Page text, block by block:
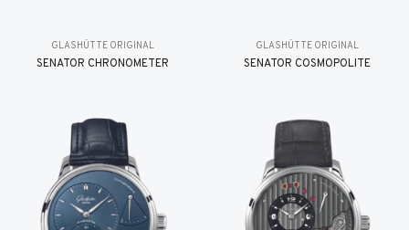
GLASHÜTTE ORIGINAL
SENATOR CHRONOMETER
GLASHÜTTE ORIGINAL
SENATOR COSMOPOLITE